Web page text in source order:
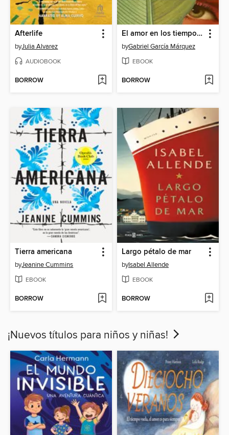
Afterlife
byJulia Alvarez
AUDIOBOOK
BORROW
El amor en los tiempos del cólera
byGabriel García Márquez
EBOOK
BORROW
Tierra americana
byJeanine Cummins
EBOOK
BORROW
Largo pétalo de mar
byIsabel Allende
EBOOK
BORROW
¡Nuevos títulos para niños y niñas!